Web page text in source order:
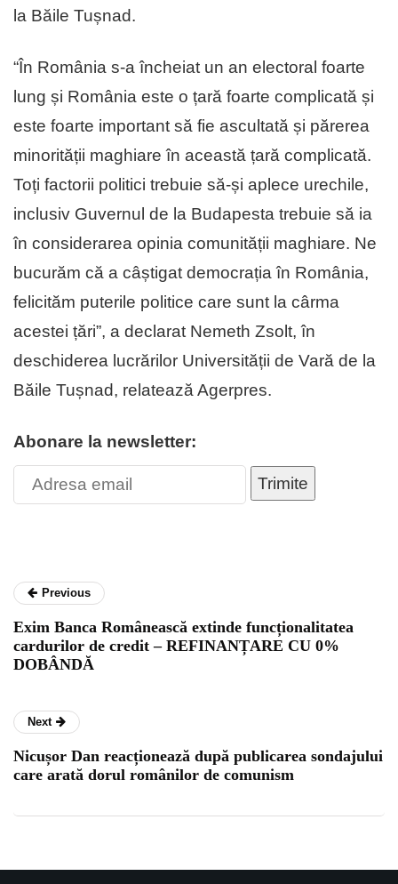
la Băile Tușnad.
“În România s-a încheiat un an electoral foarte
lung și România este o țară foarte complicată și
este foarte important să fie ascultată și părerea
minorității maghiare în această țară complicată.
Toți factorii politici trebuie să-și aplece urechile,
inclusiv Guvernul de la Budapesta trebuie să ia
în considerarea opinia comunității maghiare. Ne
bucurăm că a câștigat democrația în România,
felicităm puterile politice care sunt la cârma
acestei țări”, a declarat Nemeth Zsolt, în
deschiderea lucrărilor Universității de Vară de la
Băile Tușnad, relatează Agerpres.
Abonare la newsletter:
Trimite
Previous
Exim Banca Românească extinde funcționalitatea
cardurilor de credit – REFINANȚARE CU 0%
DOBÂNDĂ
Next
Nicușor Dan reacționează după publicarea sondajului
care arată dorul românilor de comunism